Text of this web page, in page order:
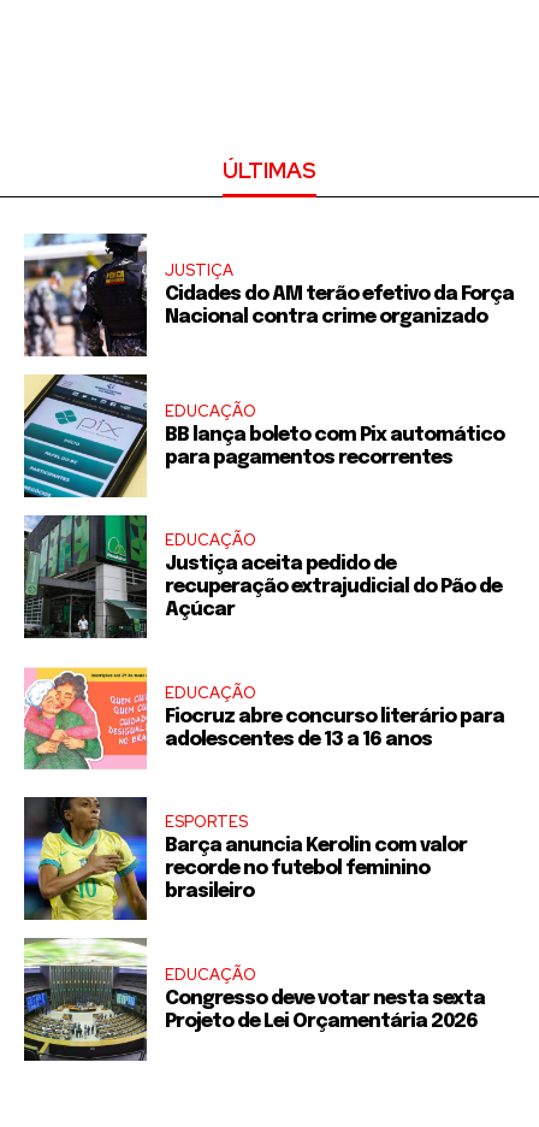
ÚLTIMAS
JUSTIÇA
Cidades do AM terão efetivo da Força
Nacional contra crime organizado
EDUCAÇÃO
BB lança boleto com Pix automático
para pagamentos recorrentes
EDUCAÇÃO
Justiça aceita pedido de
recuperação extrajudicial do Pão de
Açúcar
EDUCAÇÃO
Fiocruz abre concurso literário para
adolescentes de 13 a 16 anos
ESPORTES
Barça anuncia Kerolin com valor
recorde no futebol feminino
brasileiro
EDUCAÇÃO
Congresso deve votar nesta sexta
Projeto de Lei Orçamentária 2026